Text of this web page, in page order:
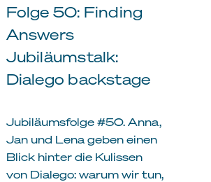
Folge 50: Finding
Answers
Jubiläumstalk:
Dialego backstage
Jubiläumsfolge #50. Anna,
Jan und Lena geben einen
Blick hinter die Kulissen
von Dialego: warum wir tun,